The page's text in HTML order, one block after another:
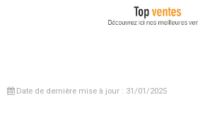
Date de dernière mise à jour : 31/01/2025